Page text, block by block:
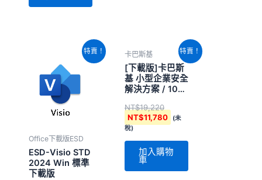
特賣！
Office下載版ESD
ESD-Visio STD
2024 Win 標準
下載版
格：
NT$12,860。
目
前
格：
NT$12,540。
特賣！
卡巴斯基
[下載版]卡巴斯
基 小型企業安全
解決方案 / 10台
電腦/1台伺服
器/10台行動
NT$19,220
價
格：
NT$19,220。
NT$11,780
價
格：
NT$11,780。
(未
稅)
加入購物
車